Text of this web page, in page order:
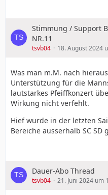
Stimmung / Support
NR.11
tsvb04 18. August 2024
Was man m.M. nach
Unterstützung für die
lautstarkes Pfeiffkonzert
Wirkung nicht verfehlt.
Hief wurde in der letzten
Bereiche ausserhalb SC SD
Dauer-Abo Thread
tsvb04 21. Juni 2024 um